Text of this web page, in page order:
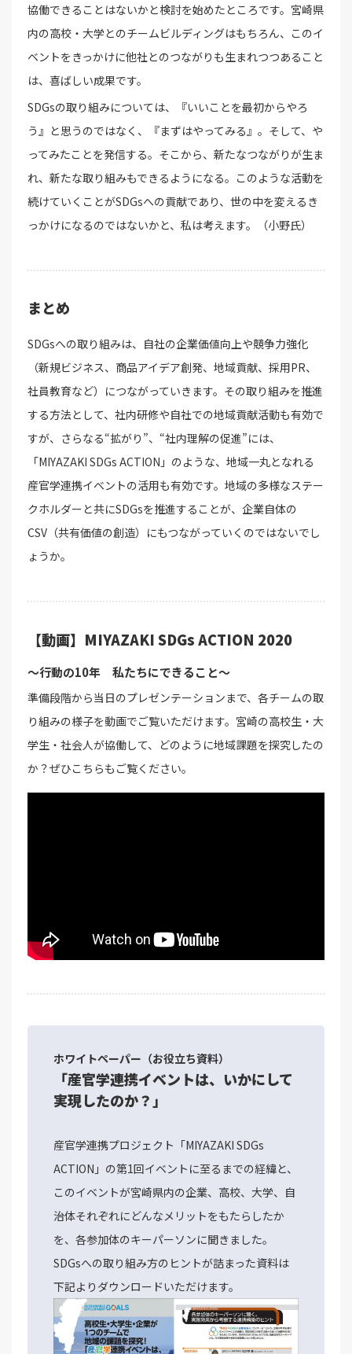
協働できることはないかと検討を始めたところです。宮崎県
内の高校・大学とのチームビルディングはもちろん、このイ
ベントをきっかけに他社とのつながりも生まれつつあること
は、喜ばしい成果です。
SDGsの取り組みについては、『いいことを最初からやろ
う』と思うのではなく、『まずはやってみる』。そして、や
ってみたことを発信する。そこから、新たなつながりが生ま
れ、新たな取り組みもできるようになる。このような活動を
続けていくことがSDGsへの貢献であり、世の中を変えるき
っかけになるのではないかと、私は考えます。（小野氏）
まとめ
SDGsへの取り組みは、自社の企業価値向上や競争力強化
（新規ビジネス、商品アイデア創発、地域貢献、採用PR、
社員教育など）につながっていきます。その取り組みを推進
する方法として、社内研修や自社での地域貢献活動も有効で
すが、さらなる“拡がり”、“社内理解の促進”には、
「MIYAZAKI SDGs ACTION」のような、地域一丸となれる
産官学連携イベントの活用も有効です。地域の多様なステー
クホルダーと共にSDGsを推進することが、企業自体の
CSV（共有価値の創造）にもつながっていくのではないでし
ょうか。
【動画】MIYAZAKI SDGs ACTION 2020
～行動の10年 私たちにできること～
準備段階から当日のプレゼンテーションまで、各チームの取
り組みの様子を動画でご覧いただけます。宮崎の高校生・大
学生・社会人が協働して、どのように地域課題を探究したの
か？ぜひこちらもご覧ください。
ホワイトペーパー（お役立ち資料）
「産官学連携イベントは、いかにして
実現したのか？」
産官学連携プロジェクト「MIYAZAKI SDGs
ACTION」の第1回イベントに至るまでの経緯と、
このイベントが宮崎県内の企業、高校、大学、自
治体それぞれにどんなメリットをもたらしたか
を、各参加体のキーパーソンに聞きました。
SDGsへの取り組み方のヒントが詰まった資料は
下記よりダウンロードいただけます。